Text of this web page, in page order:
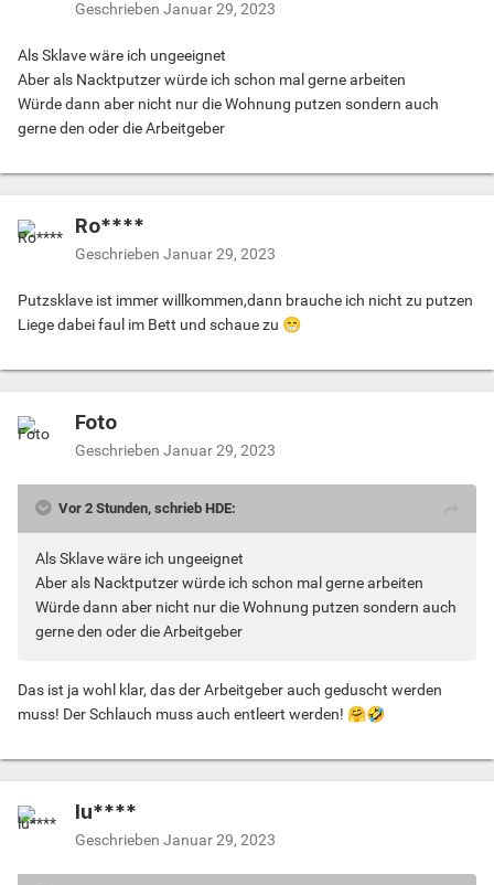
Geschrieben Januar 29, 2023
Als Sklave wäre ich ungeeignet
Aber als Nacktputzer würde ich schon mal gerne arbeiten
Würde dann aber nicht nur die Wohnung putzen sondern auch
gerne den oder die Arbeitgeber
Ro****
Geschrieben Januar 29, 2023
Putzsklave ist immer willkommen,dann brauche ich nicht zu putzen
Liege dabei faul im Bett und schaue zu 😁
Foto
Geschrieben Januar 29, 2023
Vor 2 Stunden, schrieb HDE:
Als Sklave wäre ich ungeeignet
Aber als Nacktputzer würde ich schon mal gerne arbeiten
Würde dann aber nicht nur die Wohnung putzen sondern auch
gerne den oder die Arbeitgeber
Das ist ja wohl klar, das der Arbeitgeber auch geduscht werden
muss! Der Schlauch muss auch entleert werden! 🤗🤣
lu****
Geschrieben Januar 29, 2023